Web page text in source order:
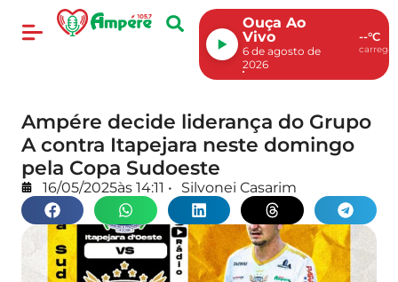
Ouça Ao
Vivo
6 de agosto de
2026
--°C
Ampére decide liderança do Grupo
A contra Itapejara neste domingo
pela Copa Sudoeste
16/05/2025às 14:11 • Silvonei Casarim